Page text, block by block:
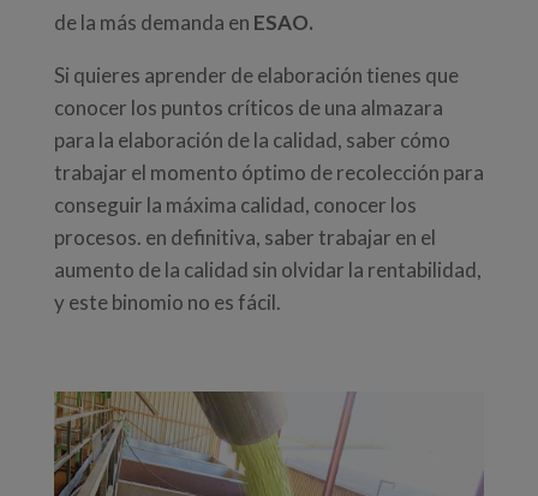
de la más demanda en ESAO.
Si quieres aprender de elaboración tienes que
conocer los puntos críticos de una almazara
para la elaboración de la calidad, saber cómo
trabajar el momento óptimo de recolección para
conseguir la máxima calidad, conocer los
procesos. en definitiva, saber trabajar en el
aumento de la calidad sin olvidar la rentabilidad,
y este binomio no es fácil.